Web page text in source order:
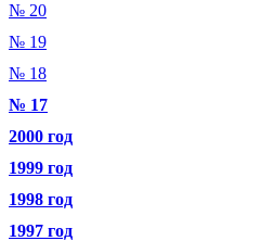
№ 20
№ 19
№ 18
№ 17
2000 год
1999 год
1998 год
1997 год